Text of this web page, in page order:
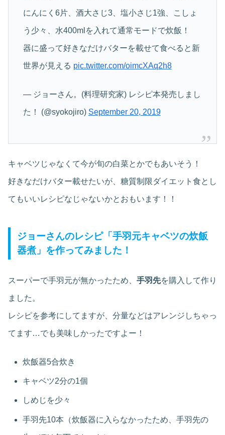
にんにく6片、酒大さじ3、塩小さじ1強、こしょ
う少々、水400mlを入れて通常モードで炊飯！
器に盛って好きなだけバターを載せて食べると新
世界が見える pic.twitter.com/oimcXAq2h8
— ジョーさん。(料理研究家) レシピ本発売しまし
た！ (@syokojiro) September 20, 2019
キャベツじゃなくて今が旬の白菜とかでもあいそう！
好きなだけバター載せたいが、糖質制限ダイエット食とし
てもいいレシピなじゃないかとおもいます！！
ジョーさんのレシピ「手羽元キャベツの炊飯
器煮」を作ってみました！
スーパーで手羽元が無かったため、 手羽先を購入して作り
ました。
レシピを参考にしてますが、分量などはアレンジしちゃっ
てます…でも美味しかったですよー！
炊飯器5合炊き
キャベツ2分の1個
しめじを少々
手羽先10本（炊飯器に入らなかったため、手羽先の